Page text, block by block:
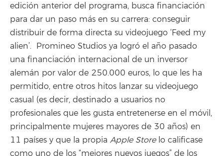
edición anterior del programa, busca financiación
para dar un paso más en su carrera: conseguir
distribuir de forma directa su videojuego ‘Feed my
alien’. Promineo Studios ya logró el año pasado
una financiación internacional de un inversor
alemán por valor de 250.000 euros, lo que les ha
permitido, entre otros hitos lanzar su videojuego
casual (es decir, destinado a usuarios no
profesionales que les gusta entretenerse en el móvil,
principalmente mujeres mayores de 30 años) en
11 países y que la propia Apple Storelo calificase
como uno de los “mejores nuevos juegos” de los